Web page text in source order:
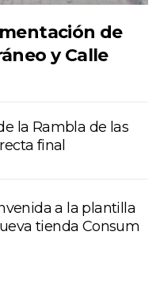
de
y Calle
la Rambla de las
final
a la plantilla
tienda Consum